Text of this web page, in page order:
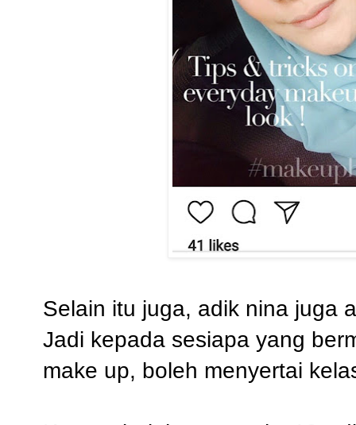
Selain itu juga, adik nina juga
Jadi kepada sesiapa yang
make up, boleh menyertai